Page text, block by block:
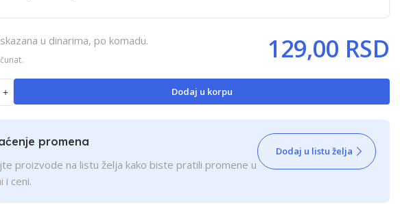
u dinarima, po komadu. 129,00 RSD
+ Dodaj u korpu
promena
proizvode na listu želja kako biste pratili promene u
i ceni.
Dodaj u listu želja